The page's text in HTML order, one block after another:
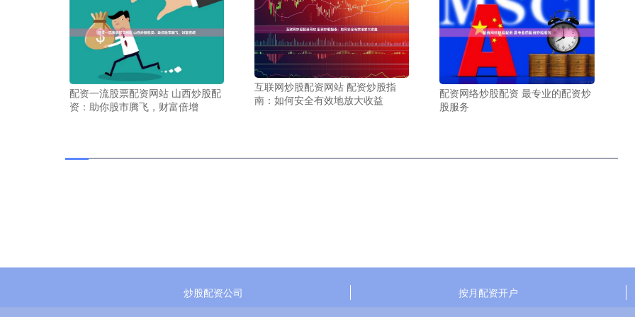
配资一流股票配资网站 山西炒股配
资：助你股市腾飞，财富倍增
互联网炒股配资网站 配资炒股指
南：如何安全有效地放大收益
配资网络炒股配资 最专业的配资炒
股服务
炒股配资公司 按月配资开户